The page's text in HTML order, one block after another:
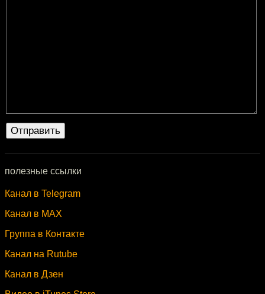
полезные ссылки
Канал в Telegram
Канал в MAX
Группа в Контакте
Канал на Rutube
Канал в Дзен